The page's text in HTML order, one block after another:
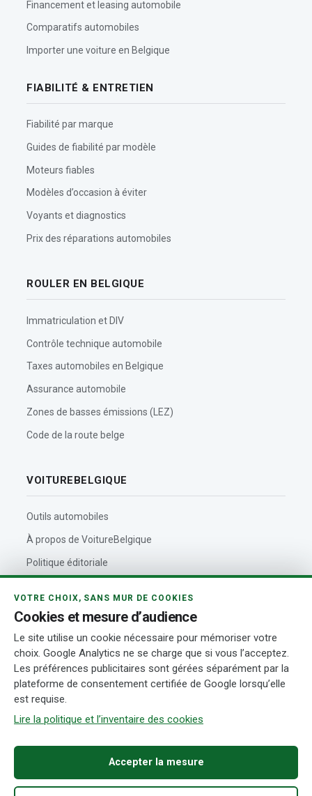
Financement et leasing automobile
Comparatifs automobiles
Importer une voiture en Belgique
FIABILITÉ & ENTRETIEN
Fiabilité par marque
Guides de fiabilité par modèle
Moteurs fiables
Modèles d’occasion à éviter
Voyants et diagnostics
Prix des réparations automobiles
ROULER EN BELGIQUE
Immatriculation et DIV
Contrôle technique automobile
Taxes automobiles en Belgique
Assurance automobile
Zones de basses émissions (LEZ)
Code de la route belge
VOITUREBELGIQUE
Outils automobiles
À propos de VoitureBelgique
Politique éditoriale
Rédaction et auteurs
Transparence
© 2026 VoitureBelgique.com
CookiesConditions d’utilisation Transparence
VOTRE CHOIX, SANS MUR DE COOKIES
Cookies et mesure d’audience
Le site utilise un cookie nécessaire pour mémoriser votre
choix. Google Analytics ne se charge que si vous l’acceptez.
Les préférences publicitaires sont gérées séparément par la
plateforme de consentement certifiée de Google lorsqu’elle
est requise.
Lire la politique et l’inventaire des cookies
Accepter la mesure